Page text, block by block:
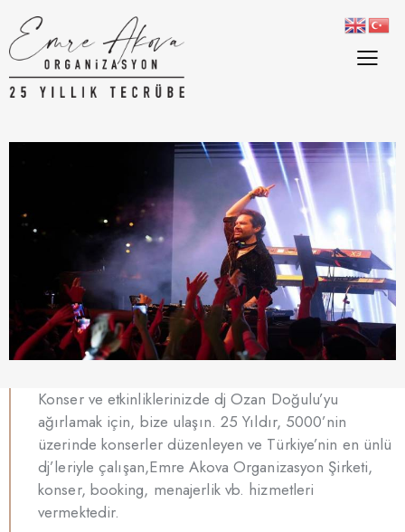
Konser ve etkinliklerinizde dj Ozan Doğulu’yu
ağırlamak için, bize ulaşın. 25 Yıldır, 5000’nin
üzerinde konserler düzenleyen ve Türkiye’nin en ünlü
dj’leriyle çalışan,Emre Akova Organizasyon Şirketi,
konser, booking, menajerlik vb. hizmetleri
vermektedir.